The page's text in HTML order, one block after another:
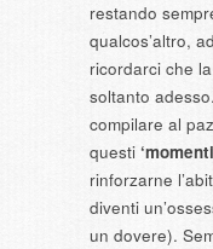
restando
qualcos’altro,
ricordarci che
soltanto
compilare al
questi
rinforzarne
diventi
un dovere).